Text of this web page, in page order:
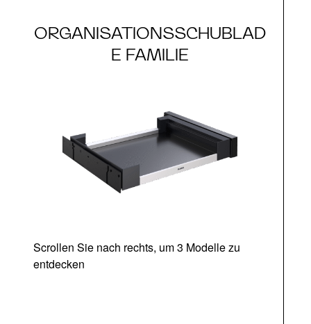
ORGANISATIONSSCHUBLAD
E FAMILIE
Scrollen Sie nach rechts, um 3 Modelle zu
entdecken